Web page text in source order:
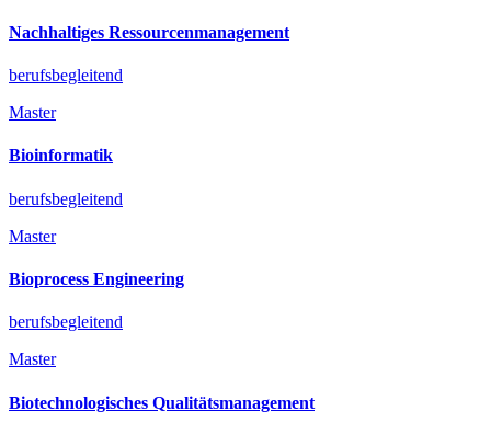
Nachhaltiges Ressourcenmanagement
berufsbegleitend
Master
Bioinformatik
berufsbegleitend
Master
Bioprocess Engineering
berufsbegleitend
Master
Biotechnologisches Qualitätsmanagement